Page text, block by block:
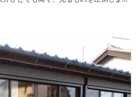
ドバ、セビリア、グラナダの街を再現
るだけでも異国感を満喫できます。 ス
やパークの夢の続きが見られるキャラ
で...